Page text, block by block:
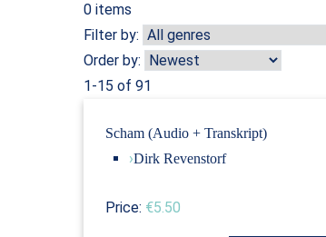
0 items
Filter by:
Order by:
1-15 of 91
Scham (Audio + Transkript)
›Dirk Revenstorf
Price: €5.50